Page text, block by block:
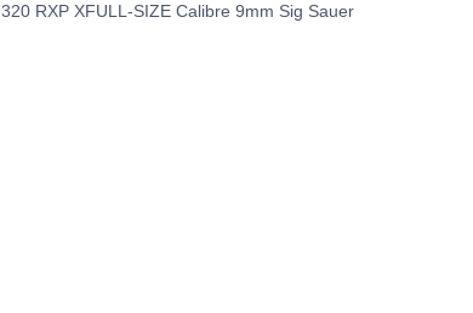
RXP XFULL-SIZE Calibre 9mm Sig Sauer